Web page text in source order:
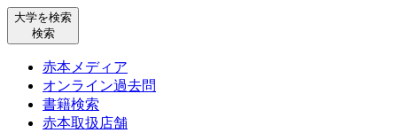
大学を検索
検索
赤本メディア
オンライン過去問
書籍検索
赤本取扱店舗